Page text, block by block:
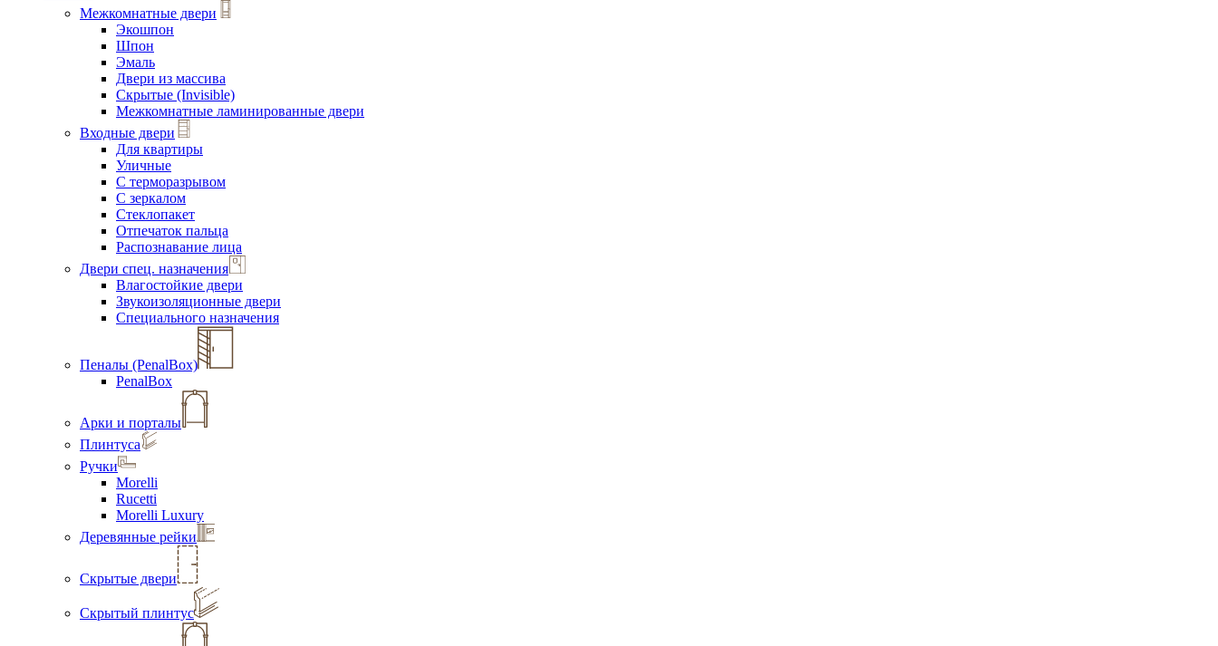
Межкомнатные двери
Экошпон
Шпон
Эмаль
Двери из массива
Скрытые (Invisible)
Межкомнатные ламинированные двери
Входные двери
Для квартиры
Уличные
С терморазрывом
С зеркалом
Стеклопакет
Отпечаток пальца
Распознавание лица
Двери спец. назначения
Влагостойкие двери
Звукоизоляционные двери
Специального назначения
Пеналы (PenalBox)
PenalBox
Арки и порталы
Плинтуса
Ручки
Morelli
Rucetti
Morelli Luxury
Деревянные рейки
Скрытые двери
Скрытый плинтус